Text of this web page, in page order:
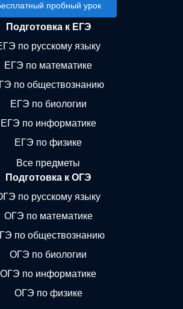
пробный урок
Подготовка к ЕГЭ
по русскому языку
ЕГЭ по математике
по обществознанию
ЕГЭ по биологии
ЕГЭ по информатике
ЕГЭ по физике
Все предметы
Подготовка к ОГЭ
по русскому языку
ОГЭ по математике
по обществознанию
ОГЭ по биологии
ОГЭ по информатике
ОГЭ по физике